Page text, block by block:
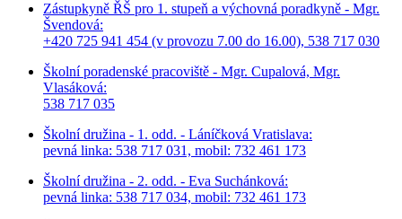
Zástupkyně ŘŠ pro 1. stupeň a výchovná poradkyně - Mgr.
Švendová:
+420 725 941 454 (v provozu 7.00 do 16.00), 538 717 030
Školní poradenské pracoviště - Mgr. Cupalová, Mgr.
Vlasáková:
538 717 035
Školní družina - 1. odd. - Láníčková Vratislava:
pevná linka: 538 717 031, mobil: 732 461 173
Školní družina - 2. odd. - Eva Suchánková:
pevná linka: 538 717 034, mobil: 732 461 173